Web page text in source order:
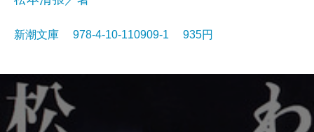
新潮文庫 978-4-10-110909-1 935円